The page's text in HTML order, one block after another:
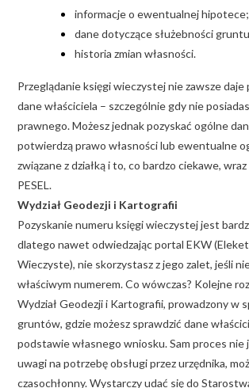
informacje o ewentualnej hipotece;
dane dotyczące służebności
historia zmian własności.
Przeglądanie księgi wieczystej nie zawsze daje
dane właściciela – szczególnie gdy nie
prawnego. Możesz jednak pozyskać ogólne
potwierdzą prawo własności lub ewentualne
związane z działką i to, co bardzo ciekawe,
PESEL.
Wydział Geodezji i Kartografii
Pozyskanie numeru księgi wieczystej jest
dlatego nawet odwiedzając portal EKW
Wieczyste), nie skorzystasz z jego zalet, jeśli
właściwym numerem. Co wówczas? Kolejne
Wydział Geodezji i Kartografii, prowadzony w
gruntów, gdzie możesz sprawdzić dane
podstawie własnego wniosku. Sam proces nie
uwagi na potrzebę obsługi przez urzędnika,
czasochłonny. Wystarczy udać się do